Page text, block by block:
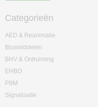
Categorieën
AED & Reanimatie
Blusmiddelen
BHV & Ontruiming
EHBO
PBM
Signalisatie